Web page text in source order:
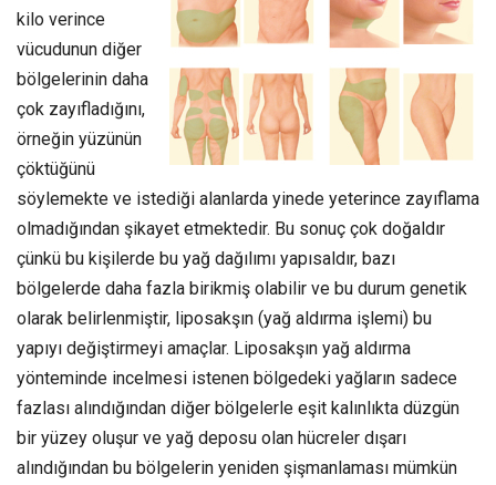
kilo verince
vücudunun diğer
bölgelerinin daha
çok zayıfladığını,
örneğin yüzünün
çöktüğünü
söylemekte ve istediği alanlarda yinede yeterince zayıflama
olmadığından şikayet etmektedir. Bu sonuç çok doğaldır
çünkü bu kişilerde bu yağ dağılımı yapısaldır, bazı
bölgelerde daha fazla birikmiş olabilir ve bu durum genetik
olarak belirlenmiştir, liposakşın (yağ aldırma işlemi) bu
yapıyı değiştirmeyi amaçlar. Liposakşın yağ aldırma
yönteminde incelmesi istenen bölgedeki yağların sadece
fazlası alındığından diğer bölgelerle eşit kalınlıkta düzgün
bir yüzey oluşur ve yağ deposu olan hücreler dışarı
alındığından bu bölgelerin yeniden şişmanlaması mümkün